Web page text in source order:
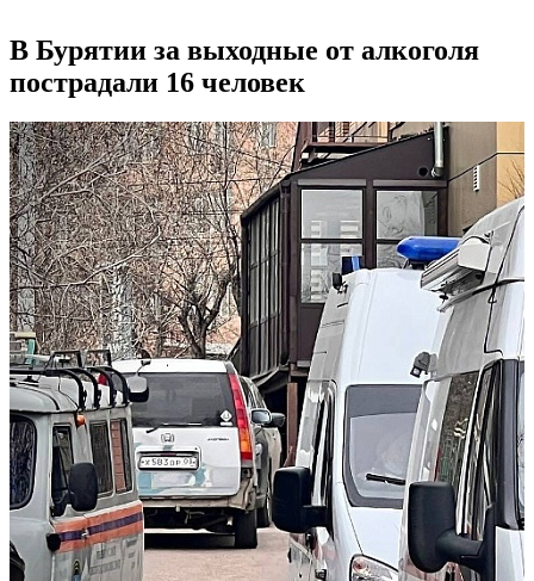
В Бурятии за выходные от алкоголя
пострадали 16 человек